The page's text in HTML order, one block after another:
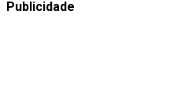
Publicidade